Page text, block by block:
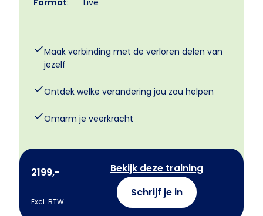
Maak verbinding met de verloren delen van
jezelf
Ontdek welke verandering jou zou helpen
Omarm je veerkracht
2199,-
Excl. BTW
Bekijk deze training
Schrijf je in